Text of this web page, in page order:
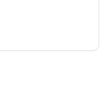
bahasa